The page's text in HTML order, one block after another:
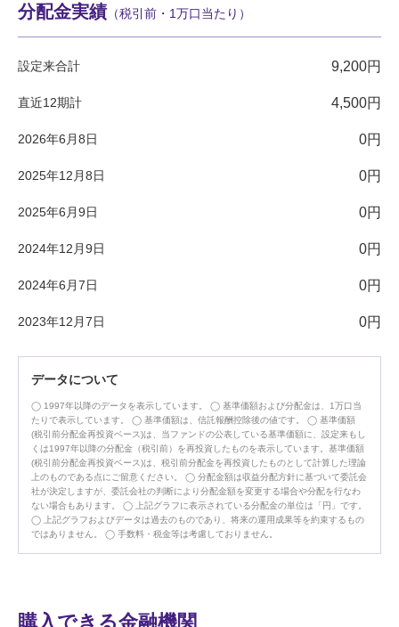
分配金実績（税引前・1万口当たり）
設定来合計 9,200円
直近12期計 4,500円
2026年6月8日 0円
2025年12月8日 0円
2025年6月9日 0円
2024年12月9日 0円
2024年6月7日 0円
2023年12月7日 0円
データについて
1997年以降のデータを表示しています。
基準価額および分配金は、1万口当
たりで表示しています。
基準価額は、信託報酬控除後の値です。
基準価額
(税引前分配金再投資ベース)は、当ファンドの公表している基準価額に、設定来もし
くは1997年以降の分配金（税引前）を再投資したものを表示しています。基準価額
(税引前分配金再投資ベース)は、税引前分配金を再投資したものとして計算した理論
上のものである点にご留意ください。
分配金額は収益分配方針に基づいて委託会
社が決定しますが、委託会社の判断により分配金額を変更する場合や分配を行なわ
ない場合もあります。
上記グラフに表示されている分配金の単位は「円」です。
上記グラフおよびデータは過去のものであり、将来の運用成果等を約束するもの
ではありません。
手数料・税金等は考慮しておりません。
購入できる金融機関